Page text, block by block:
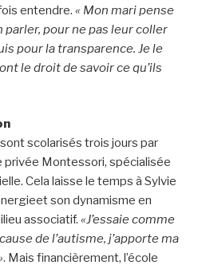
entendre. « Mon mari pense
parler, pour ne pas leur coller
pour la transparence. Je le
le droit de savoir ce qu’ils
scolarisés trois jours par
privée Montessori, spécialisée
Cela laisse le temps à Sylvie
son dynamisme en
associatif. «J’essaie comme
de l’autisme, j’apporte ma
. Mais financièrement, l’école